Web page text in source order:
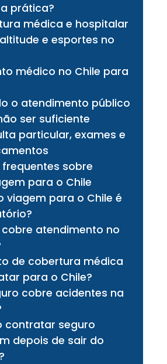
prática?
médica e hospitalar
e esportes no
médico no Chile para
o atendimento público
ser suficiente
particular, exames e
frequentes sobre
para o Chile
viagem para o Chile é
cobre atendimento no
de cobertura médica
para o Chile?
cobre acidentes na
contratar seguro
depois de sair do